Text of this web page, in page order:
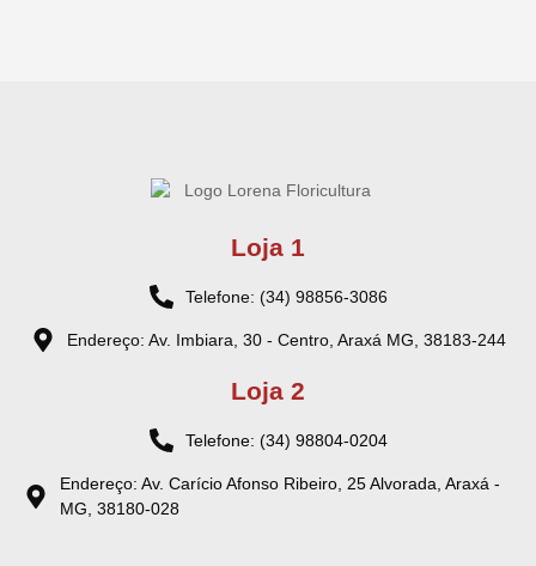
Loja 1
Telefone: (34) 98856-3086
Endereço: Av. Imbiara, 30 - Centro, Araxá MG, 38183-244
Loja 2
Telefone: (34) 98804-0204
Endereço: Av. Carício Afonso Ribeiro, 25 Alvorada, Araxá -
MG, 38180-028